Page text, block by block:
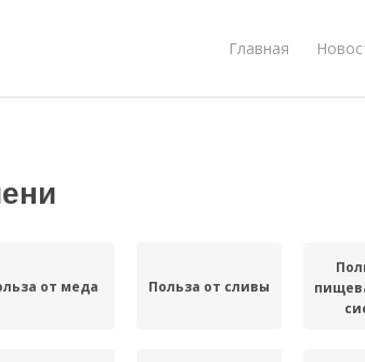
Главная
от меда Польза от сливы